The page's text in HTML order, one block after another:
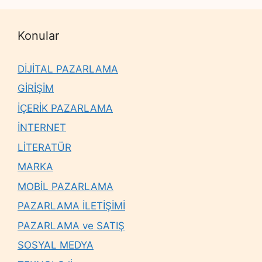
Konular
DİJİTAL PAZARLAMA
GİRİŞİM
İÇERİK PAZARLAMA
İNTERNET
LİTERATÜR
MARKA
MOBİL PAZARLAMA
PAZARLAMA İLETİŞİMİ
PAZARLAMA ve SATIŞ
SOSYAL MEDYA